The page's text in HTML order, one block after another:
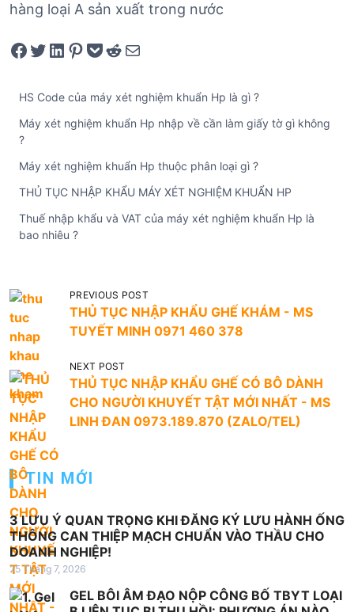
hàng loại A sản xuất trong nước
Share on Facebook Tweet on Twitter Share on LinkedIn Pin on Pinterest Save to pocket Share on Reddit Share via Email
HS Code của máy xét nghiệm khuẩn Hp là gì ?
Máy xét nghiệm khuẩn Hp nhập về cần làm giấy tờ gì không
?
Máy xét nghiệm khuẩn Hp thuộc phân loại gì ?
THỦ TỤC NHẬP KHẨU MÁY XÉT NGHIỆM KHUẨN HP
Thuế nhập khẩu và VAT của máy xét nghiệm khuẩn Hp là
bao nhiêu ?
Đ
i
ề
u
h
ư
ớ
n
g
b
à
i
v
PREVIOUS POST
THỦ TỤC NHẬP KHẨU GHẾ KHÁM - MS
TUYẾT MINH 0971 460 378
NEXT POST
THỦ TỤC NHẬP KHẨU GHẾ CÓ BÔ DÀNH
CHO NGƯỜI KHUYẾT TẬT MỚI NHẤT - MS
LINH ĐAN 0973.189.870 (ZALO/TEL)
TIN MỚI
3 LƯU Ý QUAN TRỌNG KHI ĐĂNG KÝ LƯU HÀNH ỐNG
THÔNG CAN THIỆP MẠCH CHUẨN VÀO THẦU CHO
DOANH NGHIỆP!
25 Tháng 7, 2026
GEL BÔI ÂM ĐẠO NỘP CÔNG BỐ TBYT LOẠI